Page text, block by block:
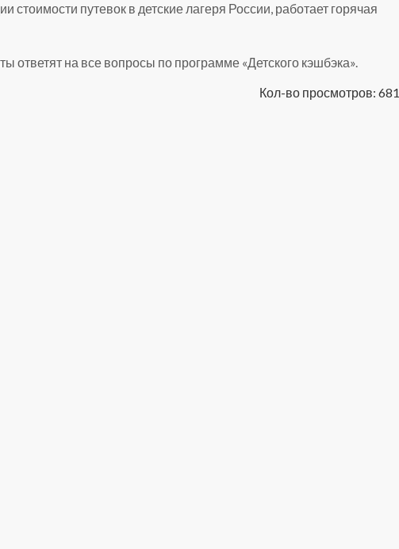
стоимости путевок в детские лагеря России, работает горячая
ответят на все вопросы по программе «Детского кэшбэка».
Кол-во просмотров: 681